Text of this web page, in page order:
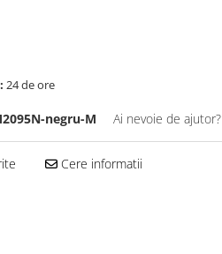
24 de ore
negru-M Ai nevoie de ajutor?
Cere informatii